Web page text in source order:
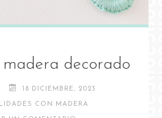
decorado
18 DICIEMBRE, 2023
CON MADERA